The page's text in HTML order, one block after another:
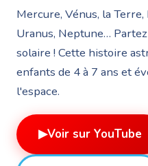
Mercure, Vénus, la
Uranus, Neptune…
solaire ! Cette histoire
enfants de 4 à 7 ans et
l'espace.
▶Voir sur YouTube